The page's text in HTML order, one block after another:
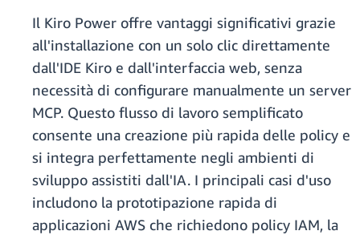
Il Kiro Power offre vantaggi significativi grazie
all'installazione con un solo clic direttamente
dall'IDE Kiro e dall'interfaccia web, senza
necessità di configurare manualmente un server
MCP. Questo flusso di lavoro semplificato
consente una creazione più rapida delle policy e
si integra perfettamente negli ambienti di
sviluppo assistiti dall'IA. I principali casi d'uso
includono la prototipazione rapida di
applicazioni AWS che richiedono policy IAM, la